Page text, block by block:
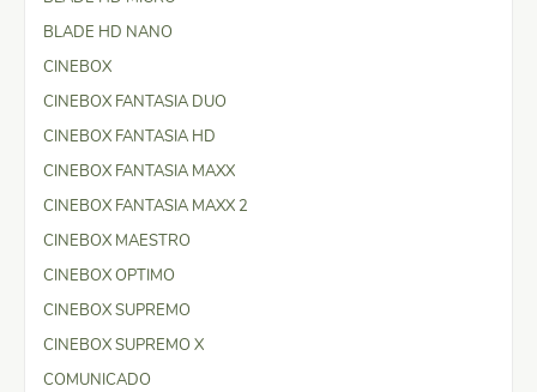
BLADE HD NANO
CINEBOX
CINEBOX FANTASIA DUO
CINEBOX FANTASIA HD
CINEBOX FANTASIA MAXX
CINEBOX FANTASIA MAXX 2
CINEBOX MAESTRO
CINEBOX OPTIMO
CINEBOX SUPREMO
CINEBOX SUPREMO X
COMUNICADO